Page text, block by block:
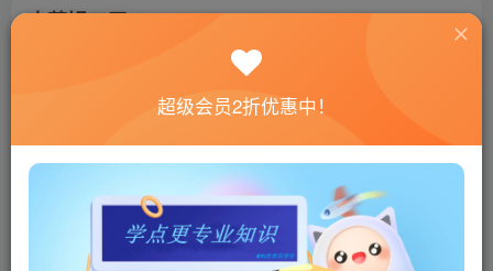
史莱姆工厂/Slime Factory
联网教程： 内附教程
单机教程： 内附教程
不懂的话联系客服！！！
本站的资源转载自国内外各大媒体和网络，仅供试玩体
验。如果您喜欢该游戏内容，请支持正版 →→→正版购买
超级会员2折优惠中！